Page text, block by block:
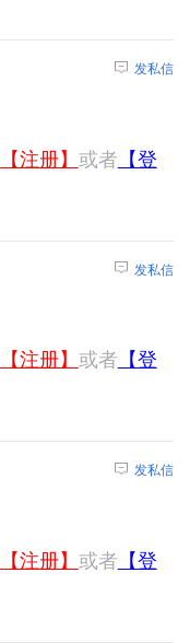
发私信
【注册】 或者 【登
发私信
【注册】 或者 【登
发私信
【注册】 或者 【登